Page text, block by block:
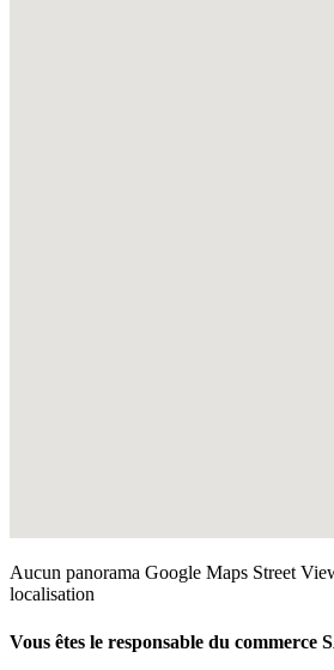
Aucun panorama Google Maps Street
localisation
Vous êtes le responsable du commerce